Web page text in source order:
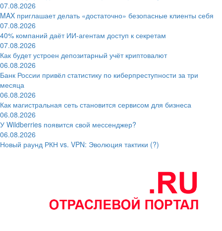
07.08.2026
MAX приглашает делать «достаточно» безопасные клиенты себя
07.08.2026
40% компаний даёт ИИ‑агентам доступ к секретам
07.08.2026
Как будет устроен депозитарный учёт криптовалют
06.08.2026
Банк России привёл статистику по киберпреступности за три
месяца
06.08.2026
Как магистральная сеть становится сервисом для бизнеса
06.08.2026
У Wildberries появится свой мессенджер?
06.08.2026
Новый раунд РКН vs. VPN: Эволюция тактики (?)